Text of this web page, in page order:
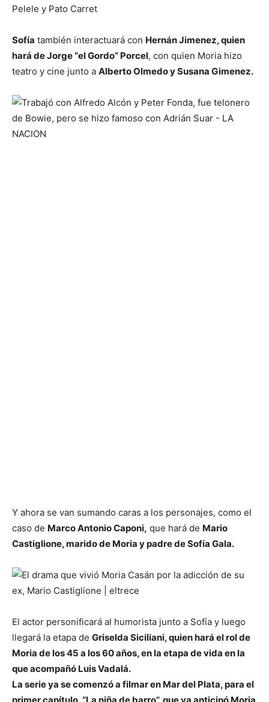
Pelele y Pato Carret
Sofía también interactuará con Hernán Jimenez, quien
hará de Jorge “el Gordo” Porcel, con quien Moria hizo
teatro y cine junto a Alberto Olmedo y Susana Gimenez.
Y ahora se van sumando caras a los personajes, como el
caso de Marco Antonio Caponi, que hará de Mario
Castiglione, marido de Moria y padre de Sofía Gala.
El actor personificará al humorista junto a Sofía y luego
llegará la etapa de Griselda Siciliani, quien hará el rol de
Moria de los 45 a los 60 años, en la etapa de vida en la
que acompañó Luis Vadalá.
La serie ya se comenzó a filmar en Mar del Plata, para el